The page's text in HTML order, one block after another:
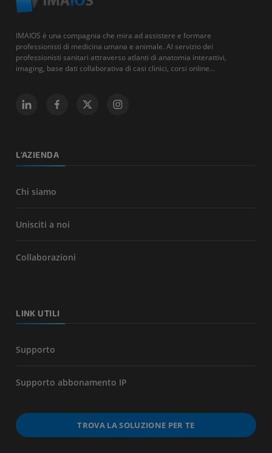
IMAIOS è una compagnia che mira ad assistere e formare
professionisti di medicina umana e animale. Al servizio dei
professionisti sanitari attraverso atlanti di anatomia interattivi,
imaging, base dati collaborativa di casi clinici, corsi online...
L'AZIENDA
Chi siamo
Unisciti a noi
Collaborazioni
LINK UTILI
Supporto
Supporto abbonamento IP
TROVA LA SOLUZIONE PER TE